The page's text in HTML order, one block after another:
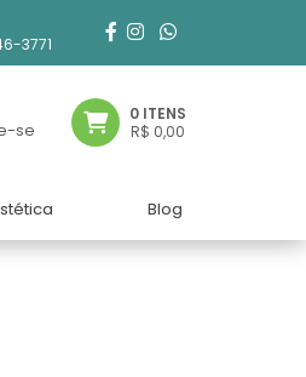
3771
se
0 ITENS
R$ 0,00
Blog